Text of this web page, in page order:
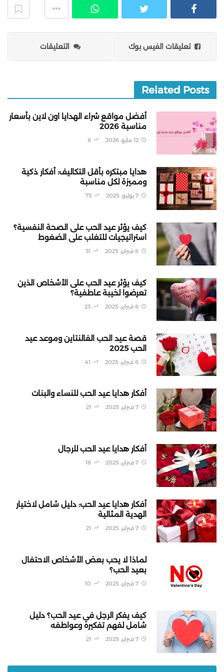
تعليقات الفيس بوك التعليقات
Related Posts
أفضل مواقع شراء الهدايا اون لاين بأسعار
مناسبة 2026
12 مايو، 2026 8
هدايا مبتكره بأقل التكاليف: أفكار ذكية
ومميزة لكل مناسبة
7 يوليو، 2025 73
كيف يؤثر عيد الحب على الصحة النفسية؟
استراتيجيات للتغلب على الضغوط
8 فبراير، 2025 31
كيف يؤثر عيد الحب على الأشخاص الذين
تعرضوا لخيبة عاطفية؟
8 فبراير، 2025 23
قصة عيد الحب الفالنتاين وموعد عيد
الحب 2025
8 فبراير، 2025 41
أفكار هدايا عيد الحب للنساء والبنات
7 فبراير، 2025 21
أفكار هدايا عيد الحب للرجال
7 فبراير، 2025 18
أفكار هدايا عيد الحب: دليل شامل لاختيار
الهدية المثالية
7 فبراير، 2025 21
لماذا لا يحب بعض الأشخاص الاحتفال
بعيد الحب؟
7 فبراير، 2025 10
كيف يفكر الرجل في عيد الحب؟ دليل
شامل لفهم تفكيره وعواطفه
7 فبراير، 2025 21